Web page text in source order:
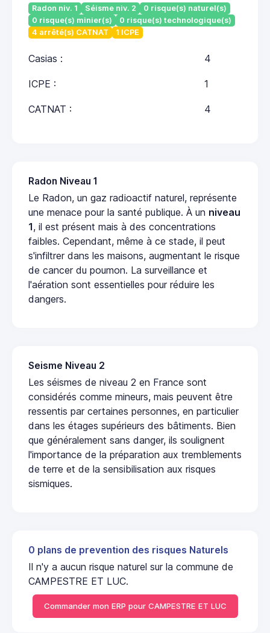
Radon niv. 1 Séisme niv. 2
0 risque(s) naturel(s)
0 risque(s) minier(s)
0 risque(s) technologique(s)
4 arrêté(s) CATNAT
1 ICPE
Casias : 4
ICPE : 1
CATNAT : 4
Radon Niveau 1
Le Radon, un gaz radioactif naturel, représente
une menace pour la santé publique. À un niveau
1, il est présent mais à des concentrations
faibles. Cependant, même à ce stade, il peut
s'infiltrer dans les maisons, augmentant le risque
de cancer du poumon. La surveillance et
l'aération sont essentielles pour réduire les
dangers.
Seisme Niveau 2
Les séismes de niveau 2 en France sont
considérés comme mineurs, mais peuvent être
ressentis par certaines personnes, en particulier
dans les étages supérieurs des bâtiments. Bien
que généralement sans danger, ils soulignent
l'importance de la préparation aux tremblements
de terre et de la sensibilisation aux risques
sismiques.
0 plans de prevention des risques Naturels
Il n'y a aucun risque naturel sur la commune de
CAMPESTRE ET LUC.
Commander mon ERP pour CAMPESTRE ET LUC